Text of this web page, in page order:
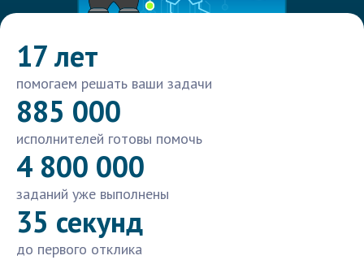
17 лет
помогаем решать ваши задачи
885 000
исполнителей готовы помочь
4 800 000
заданий уже выполнены
35 секунд
до первого отклика